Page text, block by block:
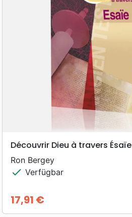
Découvrir Dieu à travers Ésaïe
Ron Bergey
check Verfügbar
Preis
17,91 €